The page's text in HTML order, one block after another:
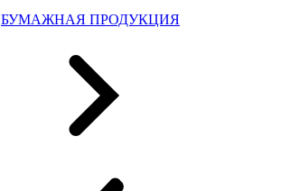
БУМАЖНАЯ ПРОДУКЦИЯ